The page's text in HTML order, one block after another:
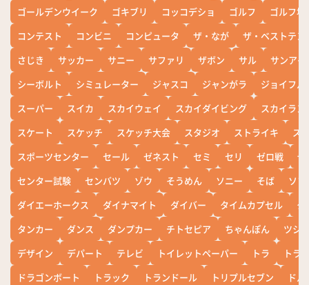
ゴールデンウイーク
ゴキブリ コッコデショ ゴルフ
ゴルフ場
コンテスト
コンビニ コンピュータ ザ・なが
ザ・ベストテン
さじき
サッカー サニー サファリ ザボン サル
サンアイ
シーボルト
シミュレーター ジャスコ ジャンがラ
ジョイフル
スーパー
スイカ スカイウェイ スカイダイビング
スカイラン
スケート
スケッチ スケッチ大会 スタジオ ストライキ
ス
スポーツセンター
セール ゼネスト セミ セリ ゼロ戦
ぜ
センター試験
センバツ ゾウ そうめん ソニー そば
ソ
ダイエーホークス
ダイナマイト ダイバー タイムカプセル
タ
タンカー
ダンス ダンプカー チトセピア ちゃんぽん
ツシ
デザイン
デパート テレビ トイレットペーパー トラ
トラ
ドラゴンボート
トラック トランドール トリプルセブン
ド